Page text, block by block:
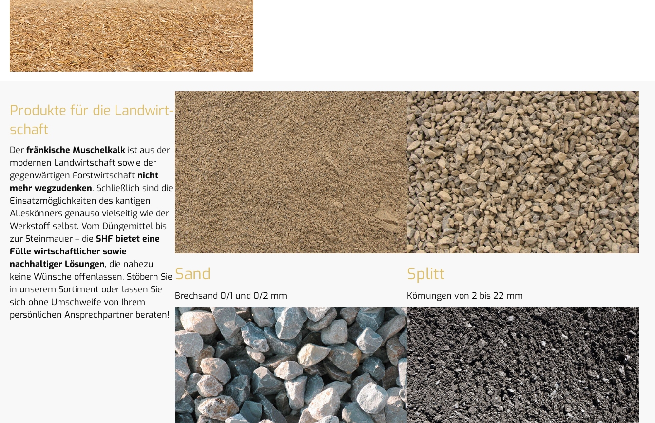
Produkte für die Landwirt­
schaft
Der fränkische Muschelkalk ist aus der
modernen Landwirtschaft sowie der
gegenwärtigen Forstwirtschaft nicht
mehr wegzudenken. Schließlich sind die
Einsatzmöglichkeiten des kantigen
Alleskönners genauso vielseitig wie der
Werkstoff selbst. Vom Düngemittel bis
zur Steinmauer – die SHF bietet eine
Fülle wirtschaftlicher sowie
nachhaltiger Lösungen, die nahezu
keine Wünsche offenlassen. Stöbern Sie
in unserem Sortiment oder lassen Sie
sich ohne Umschweife von Ihrem
persönlichen Ansprechpartner beraten!
Sand
Brechsand 0/1 und 0/2 mm
Splitt
Körnungen von 2 bis 22 mm